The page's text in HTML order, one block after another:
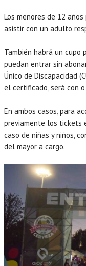
Los menores de 12
asistir con un adulto
También habrá un cupo
puedan entrar sin
Único de Discapacidad
el certificado, será con
En ambos casos, para
previamente los tickets
caso de niñas y niños,
del mayor a cargo.